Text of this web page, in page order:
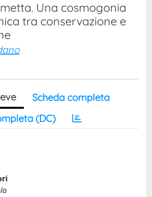
Una cosmogonia
tra conservazione e
Scheda completa
(DC)